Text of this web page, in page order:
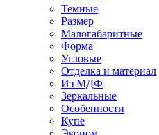
Темные
Размер
Малогабаритные
Форма
Угловые
Отделка и материал
Из МДФ
Зеркальные
Особенности
Купе